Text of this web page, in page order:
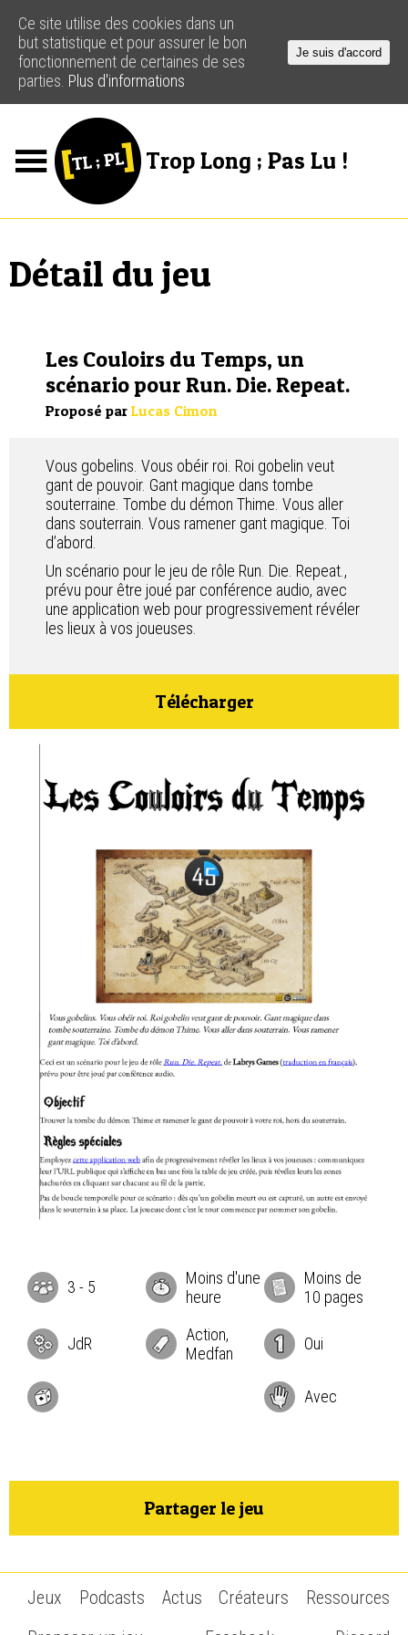
Trop Long ; Pas Lu !
Jeux
Ressources
Contact
Détail du jeu
3 - 5
Moins d'une
heure
Moins de
10 pages
JdR
Action,
Medfan
Oui
Avec
Partager le jeu
Les Couloirs du Temps, un
scénario pour Run. Die. Repeat.
Proposé par Lucas Cimon
Vous gobelins. Vous obéir roi. Roi gobelin veut
gant de pouvoir. Gant magique dans tombe
souterraine. Tombe du démon Thime. Vous aller
dans souterrain. Vous ramener gant magique. Toi
d’abord.
Un scénario pour le jeu de rôle Run. Die. Repeat.,
prévu pour être joué par conférence audio, avec
une application web pour progressivement révéler
les lieux à vos joueuses.
Télécharger
Jeux Podcasts Actus Créateurs
Ressources
Ce site utilise des cookies dans un
but statistique et pour assurer le bon
fonctionnement de certaines de ses
parties. Plus d'informations
Je suis d'accord